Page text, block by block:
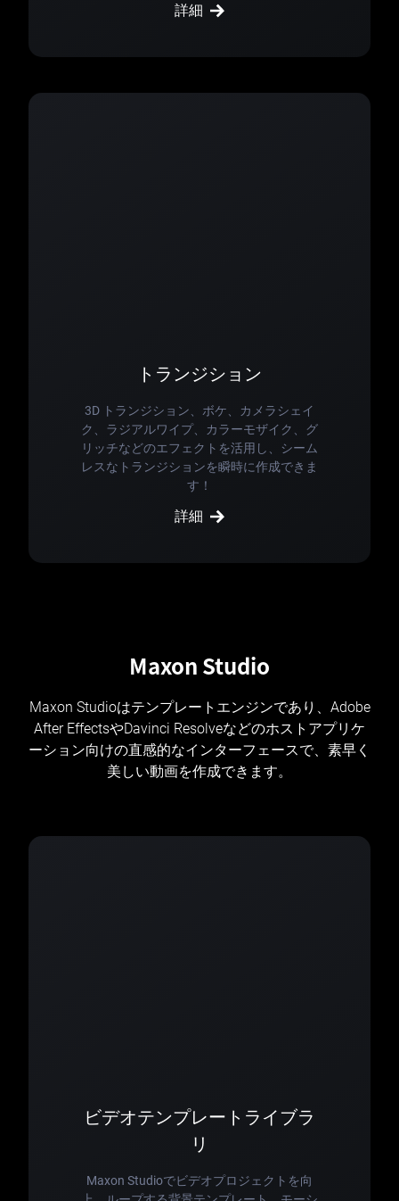
詳細
トランジション
3D トランジション、ボケ、カメラシェイ
ク、ラジアルワイプ、カラーモザイク、グ
リッチなどのエフェクトを活用し、シーム
レスなトランジションを瞬時に作成できま
す！
詳細
Maxon Studio
Maxon Studioはテンプレートエンジンであり、Adobe
After EffectsやDavinci Resolveなどのホストアプリケ
ーション向けの直感的なインターフェースで、素早く
美しい動画を作成できます。
ビデオテンプレートライブラ
リ
Maxon Studioでビデオプロジェクトを向